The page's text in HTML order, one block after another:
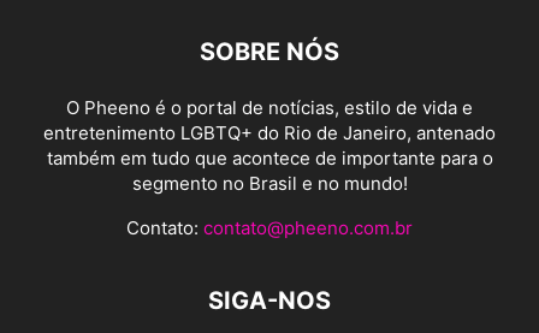
SOBRE NÓS
O Pheeno é o portal de notícias, estilo de vida e
entretenimento LGBTQ+ do Rio de Janeiro, antenado
também em tudo que acontece de importante para o
segmento no Brasil e no mundo!
Contato: contato@pheeno.com.br
SIGA-NOS